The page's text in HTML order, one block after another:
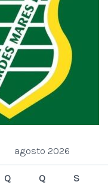
agosto 2026
Q Q S